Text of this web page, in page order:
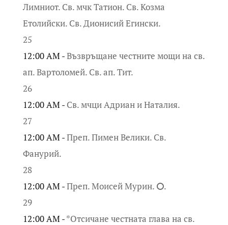
Лимниот. Св. мчк Татион. Св. Козма
Етолийски. Св. Дионисий Егински.
25
12:00 AM -Възвръщане честните мощи на св.
ап. Вартоломей. Св. ап. Тит.
26
12:00 AM - Св. мчци Адриан и Наталия.
27
12:00 AM -Преп. Пимен Велики. Св.
Фанурий.
28
12:00 AM -Преп. Моисей Мурин. ⭘.
29
12:00 AM -*Отсичане честната глава на св.